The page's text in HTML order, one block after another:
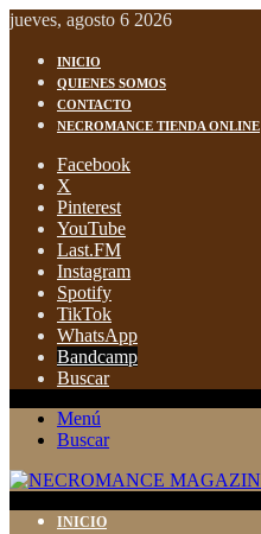
jueves, agosto 6 2026
INICIO
QUIENES SOMOS
CONTACTO
NECROMANCE TIENDA ONLINE
Facebook
X
Pinterest
YouTube
Last.FM
Instagram
Spotify
TikTok
WhatsApp
Bandcamp
Buscar
Menú
Buscar
INICIO